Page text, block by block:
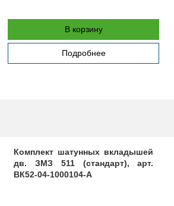
В корзину
Подробнее
Комплект шатунных вкладышей
дв. ЗМЗ 511 (стандарт), арт.
ВК52-04-1000104-А